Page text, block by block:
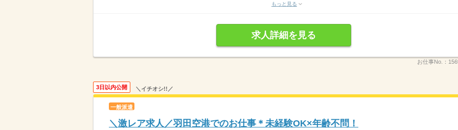
もっと見る
求人詳細を見る
お仕事No.：
3日以内公開 ＼イチオシ!!／
一般派遣
＼激レア求人／羽田空港でのお仕事＊未経験OK×年齢不問！